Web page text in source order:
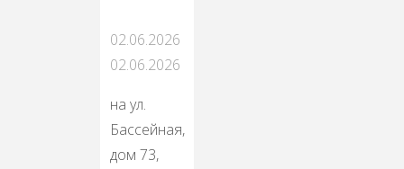
02.06.2026
02.06.2026
на ул.
Бассейная,
дом 73,